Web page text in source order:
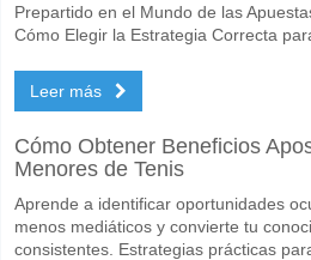
Prepartido en el Mundo de las
Cómo Elegir la Estrategia Correcta
Leer más
Cómo Obtener Beneficios
Menores de Tenis
Aprende a identificar oportunidades
menos mediáticos y convierte tu
consistentes. Estrategias prácticas